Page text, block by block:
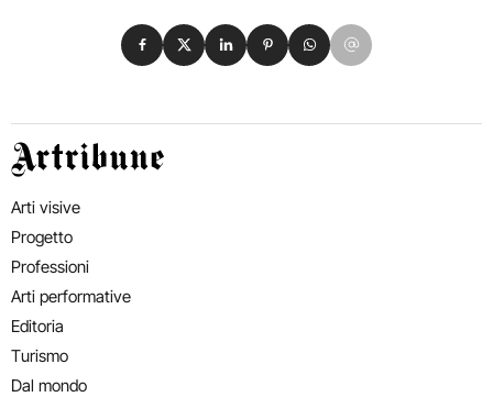
Condividi su Facebook
Condividi su X
Condividi su LinkedIn
Condividi su Pinterest
Condividi su WhatsApp
Condividi su Email
Artribune
Arti visive
Progetto
Professioni
Arti performative
Editoria
Turismo
Dal mondo